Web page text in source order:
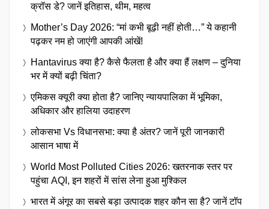
क्रॉस डे? जानें इतिहास, थीम, महत्व
Mother’s Day 2026: “मां कभी बूढ़ी नहीं होती…” ये कहानी
पढ़कर नम हो जाएंगी आपकी आंखें!
Hantavirus क्या है? कैसे फैलता है और क्या हैं लक्षण – दुनिया
भर में क्यों बढ़ी चिंता?
एमिकस क्यूरी क्या होता है? जानिए न्यायपालिका में भूमिका,
अधिकार और हालिया उदाहरण
लोकसभा Vs विधानसभा: क्या है अंतर? जानें पूरी जानकारी
आसान भाषा में
World Most Polluted Cities 2026: खतरनाक स्तर पर
पहुंचा AQI, इन शहरों में सांस लेना हुआ मुश्किल
भारत में अंगूर का सबसे बड़ा उत्पादक शहर कौन सा है? जानें टॉप